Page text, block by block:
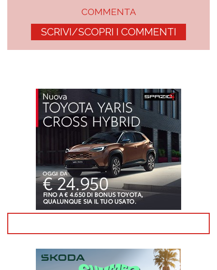
COMMENTA
SCRIVI/SCOPRI I COMMENTI